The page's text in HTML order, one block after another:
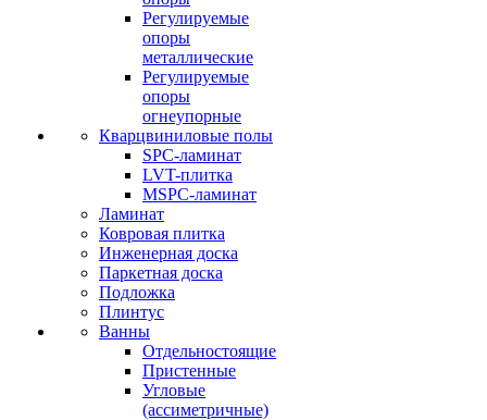
Регулируемые
опоры
металлические
Регулируемые
опоры
огнеупорные
Кварцвиниловые полы
SPC-ламинат
LVT-плитка
MSPC-ламинат
Ламинат
Ковровая плитка
Инженерная доска
Паркетная доска
Подложка
Плинтус
Ванны
Отдельностоящие
Пристенные
Угловые
(ассиметричные)